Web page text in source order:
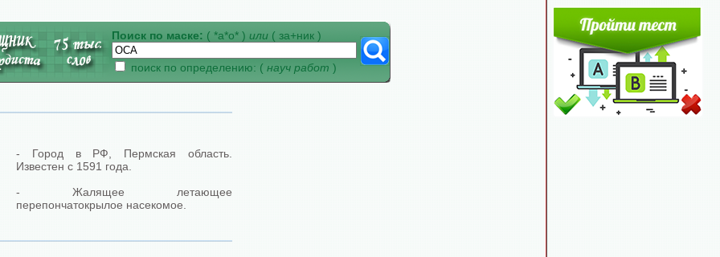
Поиск по маске: ( *а*о* ) или ( за+ник )
поиск по определению: ( науч работ )
- Город в РФ, Пермская область.
Известен с 1591 года.
- Жалящее летающее
перепончатокрылое насекомое.